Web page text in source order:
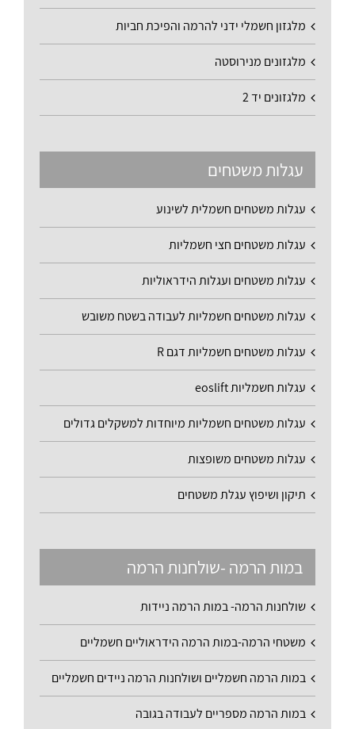
מלגזון חשמלי ידני להרמה והפיכת חביות
מלגזונים מנירוסטה
מלגזונים יד 2
עגלות משטחים
עגלות משטחים חשמלית לשינוע
עגלות משטחים חצי חשמליות
עגלות משטחים ועגלות הידראוליות
עגלות משטחים חשמליות לעבודה בשטח משובש
עגלות משטחים חשמליות דגם R
עגלות חשמליות eoslift
עגלות משטחים חשמליות מיוחדות למשקלים גדולים
עגלות משטחים משופצות
תיקון ושיפוץ עגלת משטחים
במות הרמה -שולחנות הרמה
שולחנות הרמה- במות הרמה ניידות
משטחי הרמה-במות הרמה הידראוליים חשמליים
במות הרמה חשמליים ושולחנות הרמה ניידים חשמליים
במות הרמה מספריים לעבודה בגובה